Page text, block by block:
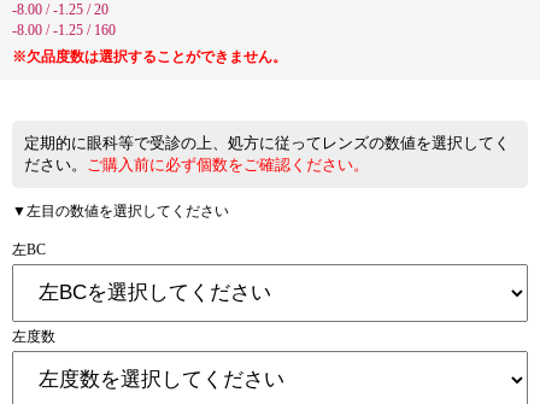
-8.00 / -1.25 / 20
-8.00 / -1.25 / 160
※欠品度数は選択することができません。
定期的に眼科等で受診の上、処方に従ってレンズの数値を選択してく
ださい。
ご購入前に必ず個数をご確認ください。
▼左目の数値を選択してください
左BC
左度数